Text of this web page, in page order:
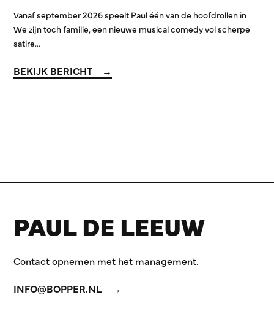
Vanaf september 2026 speelt Paul één van de hoofdrollen in
We zijn toch familie, een nieuwe musical comedy vol scherpe
satire…
BEKIJK BERICHT
PAUL DE LEEUW
Contact opnemen met het management.
INFO@BOPPER.NL